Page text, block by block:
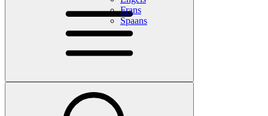
Frans
Spaans